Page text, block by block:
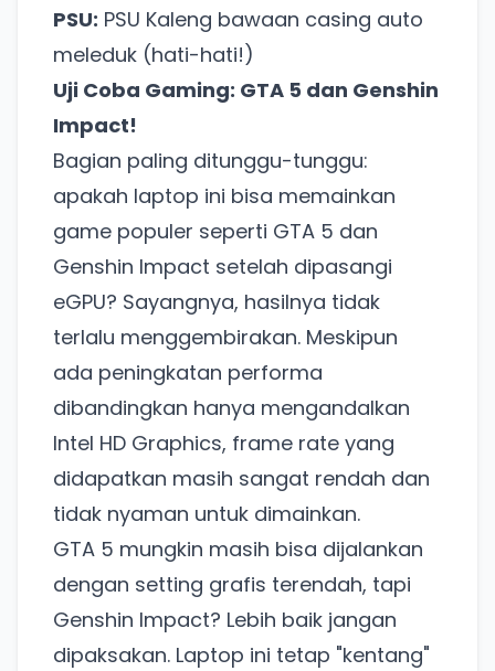
PSU: PSU Kaleng bawaan casing auto
meleduk (hati-hati!)
Uji Coba Gaming: GTA 5 dan Genshin
Impact!
Bagian paling ditunggu-tunggu:
apakah laptop ini bisa memainkan
game populer seperti GTA 5 dan
Genshin Impact setelah dipasangi
eGPU? Sayangnya, hasilnya tidak
terlalu menggembirakan. Meskipun
ada peningkatan performa
dibandingkan hanya mengandalkan
Intel HD Graphics, frame rate yang
didapatkan masih sangat rendah dan
tidak nyaman untuk dimainkan.
GTA 5 mungkin masih bisa dijalankan
dengan setting grafis terendah, tapi
Genshin Impact? Lebih baik jangan
dipaksakan. Laptop ini tetap "kentang"